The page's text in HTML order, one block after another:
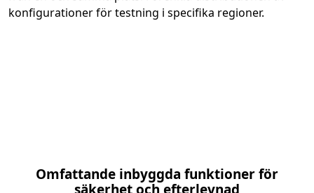
konfigurationer för testning i specifika regioner.
Omfattande inbyggda funktioner för